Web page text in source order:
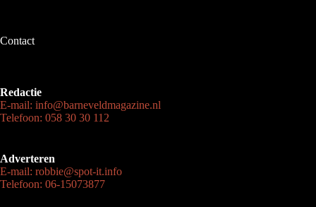
Contact
Redactie
E-mail: info@barneveldmagazine.nl
Telefoon: 058 30 30 112
Adverteren
E-mail: robbie@spot-it.info
Telefoon: 06-15073877